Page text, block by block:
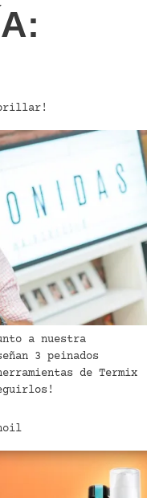
a nuestra
3 peinados
de Termix